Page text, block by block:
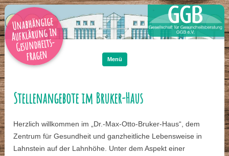
Unabhängige
Aufklärung in
Gesundheits-
fragen Menü
Stellenangebote im Bruker-Haus
Herzlich willkommen im „Dr.-Max-Otto-Bruker-Haus“, dem
Zentrum für Gesundheit und ganzheitliche Lebensweise in
Lahnstein auf der Lahnhöhe. Unter dem Aspekt einer